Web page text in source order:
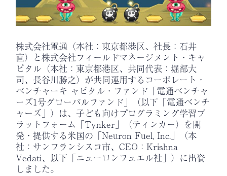
株式会社電通（本社：東京都港区、社長：石井
直）と株式会社フィールドマネージメント・キャ
ピタル（本社：東京都港区、共同代表：堀部大
司、長谷川勝之）が共同運用するコーポレート・
ベンチャーキ ャピタル・ファンド「電通ベンチャ
ーズ1号グローバルファンド」（以下「電通ベンチ
ャーズ」）は、子ども向けプログラミング学習プ
ラットフォーム「Tynker」（ティンカー）を開
発・提供する米国の「Neuron Fuel, Inc.」（本
社：サンフランシスコ市、CEO：Krishna
Vedati、以下「ニューロンフュエル社」）に出資
しました。